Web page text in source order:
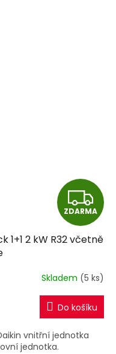
Z
D
A
R
M
A
ZDARMA
1+1 2 kW R32 včetně
Skladem (5 ks)
Do košíku
vnitřní jednotka
jednotka.